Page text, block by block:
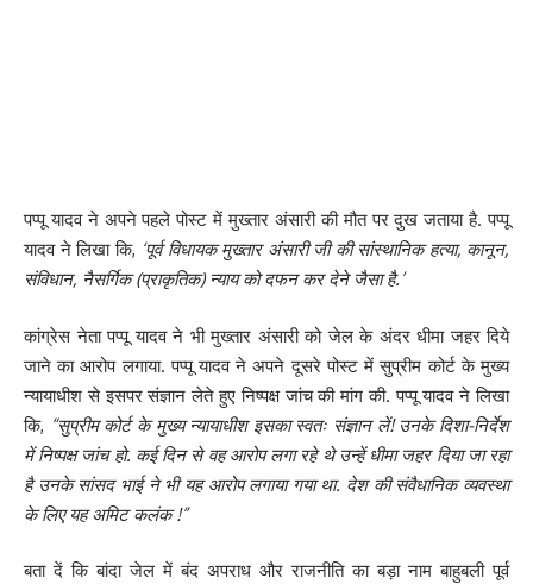
पप्पू यादव ने अपने पहले पोस्ट में मुख्तार अंसारी की मौत पर दुख जताया है. पप्पू
यादव ने लिखा कि, ‘पूर्व विधायक मुख्तार अंसारी जी की सांस्थानिक हत्या, कानून,
संविधान, नैसर्गिक (प्राकृतिक) न्याय को दफन कर देने जैसा है.’
कांग्रेस नेता पप्पू यादव ने भी मुख्तार अंसारी को जेल के अंदर धीमा जहर दिये
जाने का आरोप लगाया. पप्पू यादव ने अपने दूसरे पोस्ट में सुप्रीम कोर्ट के मुख्य
न्यायाधीश से इसपर संज्ञान लेते हुए निष्पक्ष जांच की मांग की. पप्पू यादव ने लिखा
कि, “सुप्रीम कोर्ट के मुख्य न्यायाधीश इसका स्वतः संज्ञान लें! उनके दिशा-निर्देश
में निष्पक्ष जांच हो. कई दिन से वह आरोप लगा रहे थे उन्हें धीमा जहर दिया जा रहा
है उनके सांसद भाई ने भी यह आरोप लगाया गया था. देश की संवैधानिक व्यवस्था
के लिए यह अमिट कलंक !”
बता दें कि बांदा जेल में बंद अपराध और राजनीति का बड़ा नाम बाहुबली पूर्व